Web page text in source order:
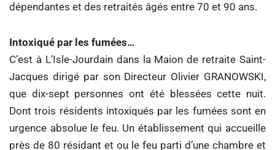
dépendantes et des retraités âgés entre 70 et 90 ans.
Intoxiqué par les fumées…
C’est à L’Isle-Jourdain dans la Maion de retraite Saint-
Jacques dirigé par son Directeur Olivier GRANOWSKI,
que dix-sept personnes ont été blessées cette nuit.
Dont trois résidents intoxiqués par les fumées sont en
urgence absolue le feu. Un établissement qui accueille
près de 80 résidant et ou le feu parti d’une chambre et